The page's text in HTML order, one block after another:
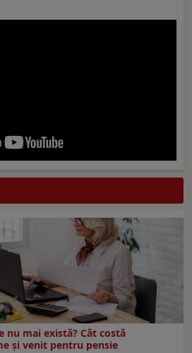
nu mai există? Cât costă
și venit pentru pensie